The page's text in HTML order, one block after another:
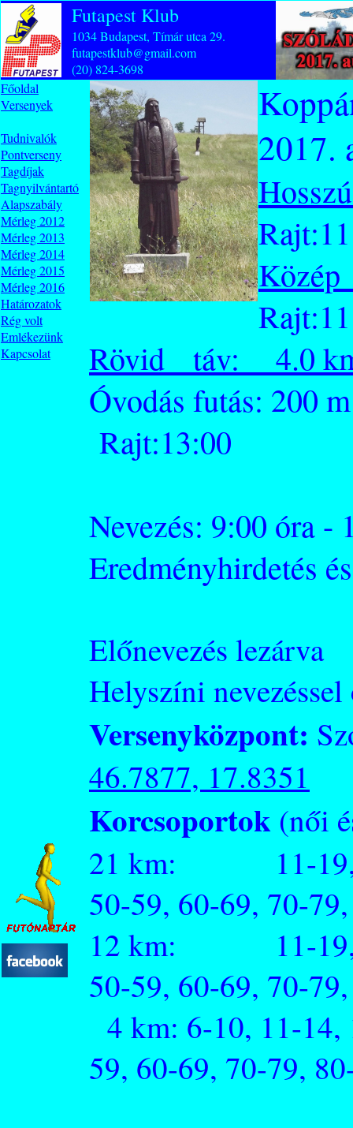
Futapest Klub
1034 Budapest, Tímár utca 29.
futapestklub@gmail.com
(20) 824-3698
Főoldal
Versenyek
Tudnivalók
Pontverseny
Tagdíjak
Tagnyilvántartó
Alapszabály
Mérleg 2012
Mérleg 2013
Mérleg 2014
Mérleg 2015
Mérleg 2016
Határozatok
Rég volt
Emlékezünk
Kapcsolat
2017.
Rövid táv: 4.0
Óvodás
Rajt:13:00
Nevezés: 9:00 óra -
Eredményhirdetés
Előnevezés
Helyszíni
Versenyközpont:
46.7877, 17.8351
Korcsoportok (női
21 km: 11-
50-59, 60-69, 70-
12 km: 11-
50-59, 60-69, 70-
4 km: 6-10, 11-
59, 60-69, 70-79,